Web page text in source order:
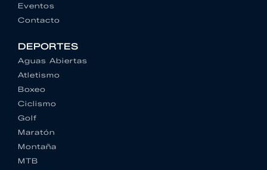
Eventos
Contacto
DEPORTES
Aguas Abiertas
Atletismo
Boxeo
Ciclismo
Golf
Maratón
Montaña
MTB